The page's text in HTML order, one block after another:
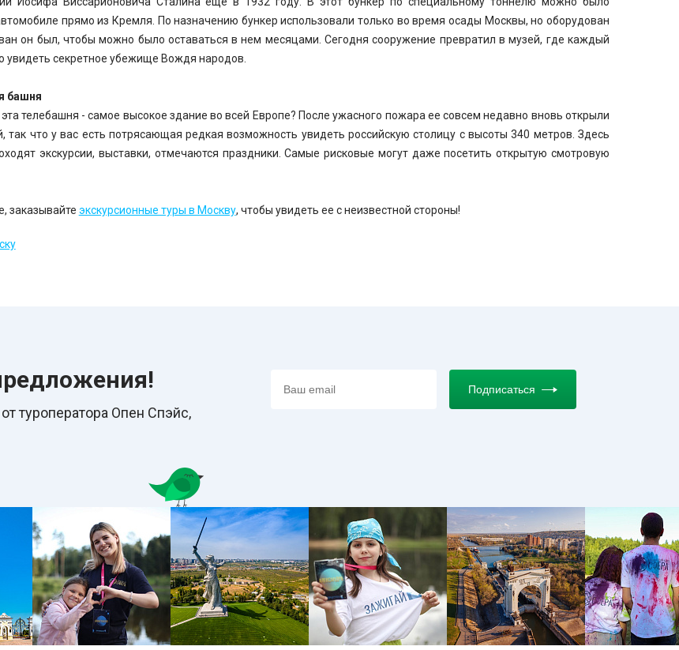
прямо из Кремля. По назначению бункер использовали только во время осады Москвы, но оборудован
он был, чтобы можно было оставаться в нем месяцами. Сегодня сооружение превратил в музей, где каждый
увидеть секретное убежище Вождя народов.
башня
телебашня - самое высокое здание во всей Европе? После ужасного пожара ее совсем недавно вновь открыли
так что у вас есть потрясающая редкая возможность увидеть российскую столицу с высоты 340 метров. Здесь
экскурсии, выставки, отмечаются праздники. Самые рисковые могут даже посетить открытую смотровую
заказывайте экскурсионные туры в Москву, чтобы увидеть ее с неизвестной стороны!
туроператора Опен Спэйс,
Подписаться